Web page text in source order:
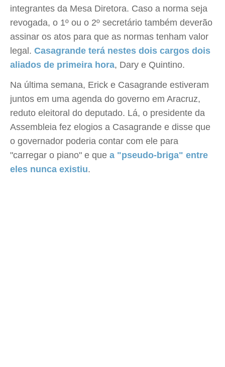
integrantes da Mesa Diretora. Caso a norma seja
revogada, o 1º ou o 2º secretário também deverão
assinar os atos para que as normas tenham valor
legal. Casagrande terá nestes dois cargos dois
aliados de primeira hora, Dary e Quintino.
Na última semana, Erick e Casagrande estiveram
juntos em uma agenda do governo em Aracruz,
reduto eleitoral do deputado. Lá, o presidente da
Assembleia fez elogios a Casagrande e disse que
o governador poderia contar com ele para
"carregar o piano" e que a "pseudo-briga" entre
eles nunca existiu.